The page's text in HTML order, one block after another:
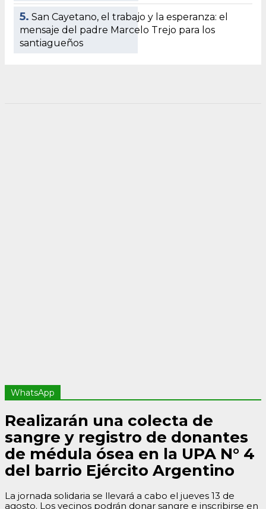
5. San Cayetano, el trabajo y la esperanza: el
mensaje del padre Marcelo Trejo para los
santiagueños